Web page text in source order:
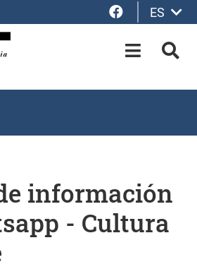
Facebook
ES
OPEN-
información
- Cultura